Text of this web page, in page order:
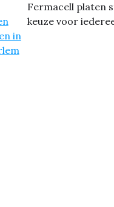
Fermacell platen
keuze voor